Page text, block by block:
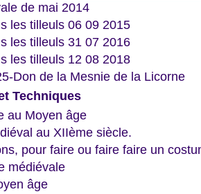
de mai 2014
les tilleuls 06 09 2015
les tilleuls 31 07 2016
les tilleuls 12 08 2018
Don de la Mesnie de la Licorne
Techniques
au Moyen âge
au XIIème siècle.
pour faire ou faire faire un
médiévale
âge